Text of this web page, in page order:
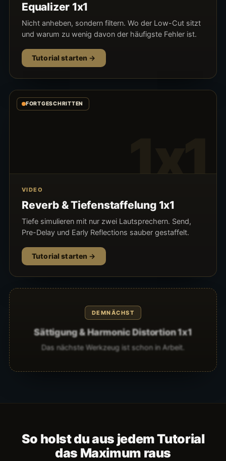
Equalizer 1x1
Nicht anheben, sondern filtern. Wo der Low-Cut sitzt
und warum zu wenig davon der häufigste Fehler ist.
Tutorial starten
FORTGESCHRITTEN
1x1
VIDEO
Reverb & Tiefenstaffelung 1x1
Tiefe simulieren mit nur zwei Lautsprechern. Send,
Pre-Delay und Early Reflections sauber gestaffelt.
Tutorial starten
DEMNÄCHST
Sättigung & Harmonic Distortion 1x1
Das nächste Werkzeug ist schon in Arbeit.
So holst du aus jedem Tutorial
das Maximum raus